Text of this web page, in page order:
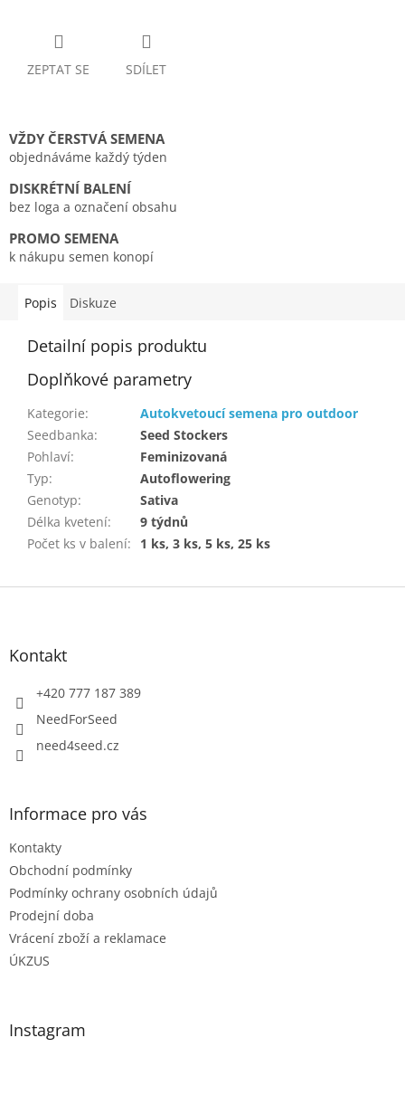
ZEPTAT SE SDÍLET
VŽDY ČERSTVÁ SEMENA
objednáváme každý týden
DISKRÉTNÍ BALENÍ
bez loga a označení obsahu
PROMO SEMENA
k nákupu semen konopí
Popis Diskuze
Detailní popis produktu
Doplňkové parametry
Kategorie:
Autokvetoucí semena pro outdoor
Seedbanka:
Seed Stockers
Pohlaví:
Feminizovaná
Typ:
Autoflowering
Genotyp:
Sativa
Délka kvetení:
9 týdnů
Počet ks v balení: 1 ks, 3 ks, 5 ks, 25 ks
Z
Kontakt
+420 777 187 389
NeedForSeed
need4seed.cz
Informace pro vás
Kontakty
Obchodní podmínky
Podmínky ochrany osobních údajů
Prodejní doba
Vrácení zboží a reklamace
ÚKZUS
Instagram